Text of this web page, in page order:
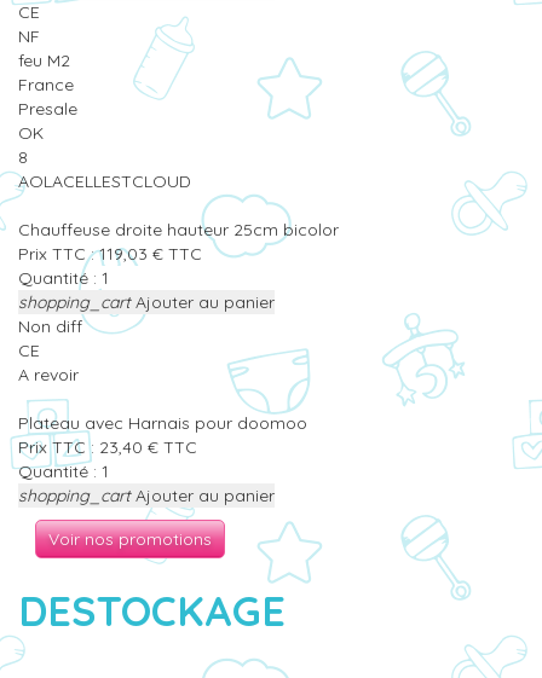
CE
NF
feu M2
France
Presale
OK
8
AOLACELLESTCLOUD
Chauffeuse droite hauteur 25cm bicolor
Prix TTC :119,03 € TTC
Quantité :
shopping_cart Ajouter au panier
Non diff
CE
A revoir
Plateau avec Harnais pour doomoo
Prix TTC : 23,40 € TTC
Quantité :
shopping_cart Ajouter au panier
Voir nos promotions
DESTOCKAGE